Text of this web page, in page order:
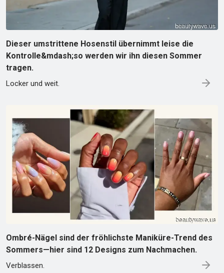
Dieser umstrittene Hosenstil übernimmt leise die
Kontrolle&mdash;so werden wir ihn diesen Sommer
tragen.
Locker und weit.
Ombré-Nägel sind der fröhlichste Maniküre-Trend des
Sommers—hier sind 12 Designs zum Nachmachen.
Verblassen.